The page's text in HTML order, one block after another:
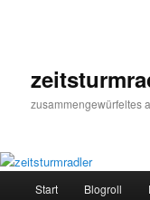
zusammengewürfeltes
Start Blogroll